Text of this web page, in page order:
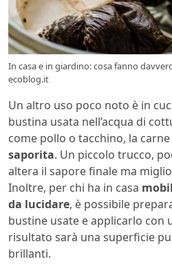
In casa e in giardino: cosa fanno
ecoblog.it
Un altro uso poco noto è in
bustina usata nell’acqua di
come pollo o tacchino, la
saporita. Un piccolo trucco,
altera il sapore finale ma
Inoltre, per chi ha in casa
da lucidare, è possibile
bustine usate e applicarlo con
risultato sarà una superficie
brillanti.